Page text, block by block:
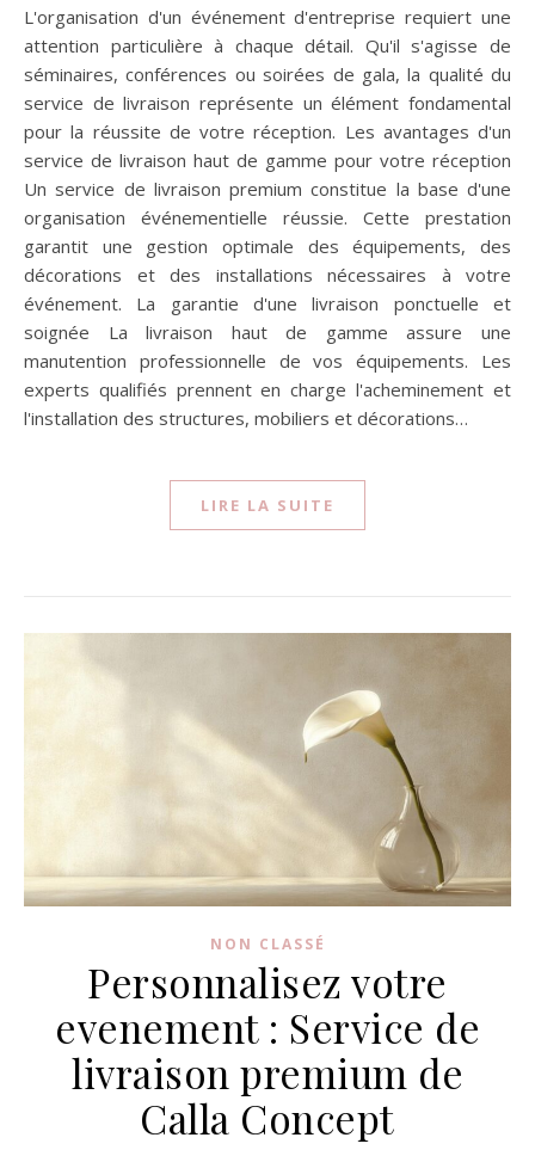
L'organisation d'un événement d'entreprise requiert une
attention particulière à chaque détail. Qu'il s'agisse de
séminaires, conférences ou soirées de gala, la qualité du
service de livraison représente un élément fondamental
pour la réussite de votre réception. Les avantages d'un
service de livraison haut de gamme pour votre réception
Un service de livraison premium constitue la base d'une
organisation événementielle réussie. Cette prestation
garantit une gestion optimale des équipements, des
décorations et des installations nécessaires à votre
événement. La garantie d'une livraison ponctuelle et
soignée La livraison haut de gamme assure une
manutention professionnelle de vos équipements. Les
experts qualifiés prennent en charge l'acheminement et
l'installation des structures, mobiliers et décorations…
LIRE LA SUITE
NON CLASSÉ
Personnalisez votre
evenement : Service de
livraison premium de
Calla Concept